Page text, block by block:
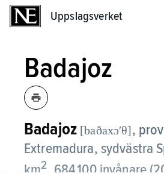
Uppslagsverket
Badajoz
Badajoz [baðaxɔʹθ],
Extremadura, sydvästra
km2 , 684 100 invånare